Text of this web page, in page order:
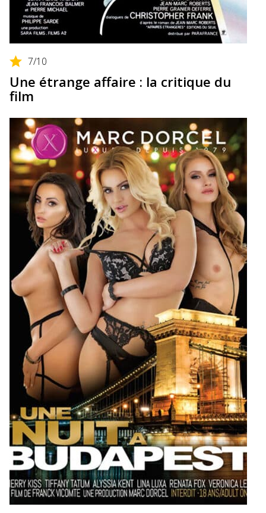
7/10
Une étrange affaire : la critique du
film